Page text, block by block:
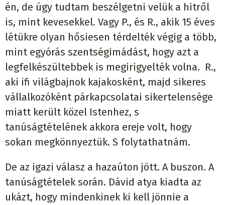
én, de úgy tudtam beszélgetni velük a hitről
is, mint kevesekkel. Vagy P., és R., akik 15 éves
létükre olyan hősiesen térdelték végig a több,
mint egyórás szentségimádást, hogy azt a
legfelkészültebbek is megirigyelték volna. R.,
aki ifi világbajnok kajakosként, majd sikeres
vállalkozóként párkapcsolatai sikertelensége
miatt került közel Istenhez, s
tanúságtételének akkora ereje volt, hogy
sokan megkönnyeztük. S folytathatnám.
De az igazi válasz a hazaúton jött. A buszon. A
tanúságtételek során. Dávid atya kiadta az
ukázt, hogy mindenkinek ki kell jönnie a